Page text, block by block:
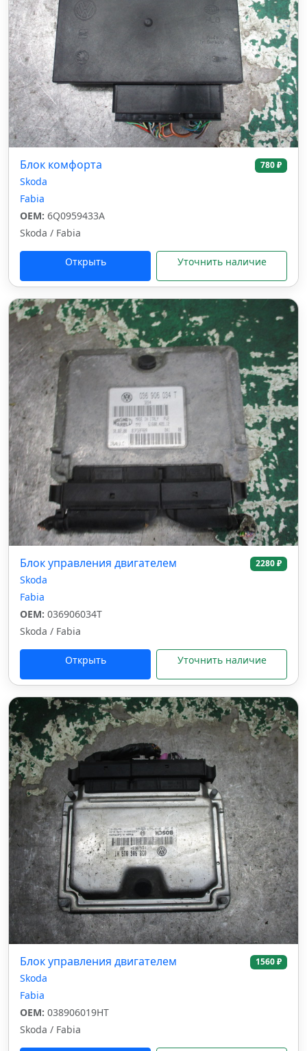
Блок комфорта 780 ₽
Skoda
Fabia
OEM: 6Q0959433A
Skoda / Fabia
Открыть Уточнить наличие
Блок управления двигателем 2280 ₽
Skoda
Fabia
OEM: 036906034T
Skoda / Fabia
Открыть Уточнить наличие
Блок управления двигателем 1560 ₽
Skoda
Fabia
OEM: 038906019HT
Skoda / Fabia